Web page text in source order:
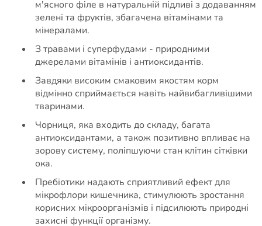
м'ясного філе в натуральній підливі з додаванням
зелені та фруктів, збагачена вітамінами та
мінералами.
З травами і суперфудами - природними
джерелами вітамінів і антиоксидантів.
Завдяки високим смаковим якостям корм
відмінно сприймається навіть найвибагливішими
тваринами.
Чорниця, яка входить до складу, багата
антиоксидантами, а також позитивно впливає на
зорову систему, поліпшуючи стан клітин сітківки
ока.
Пребіотики надають сприятливий ефект для
мікрофлори кишечника, стимулюють зростання
корисних мікроорганізмів і підсилюють природні
захисні функції організму.